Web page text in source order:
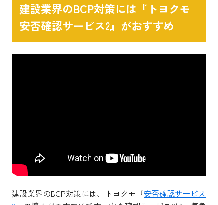
建設業界のBCP対策には『トヨクモ
安否確認サービス2』がおすすめ
建設業界のBCP対策には、トヨクモ『安否確認サービス